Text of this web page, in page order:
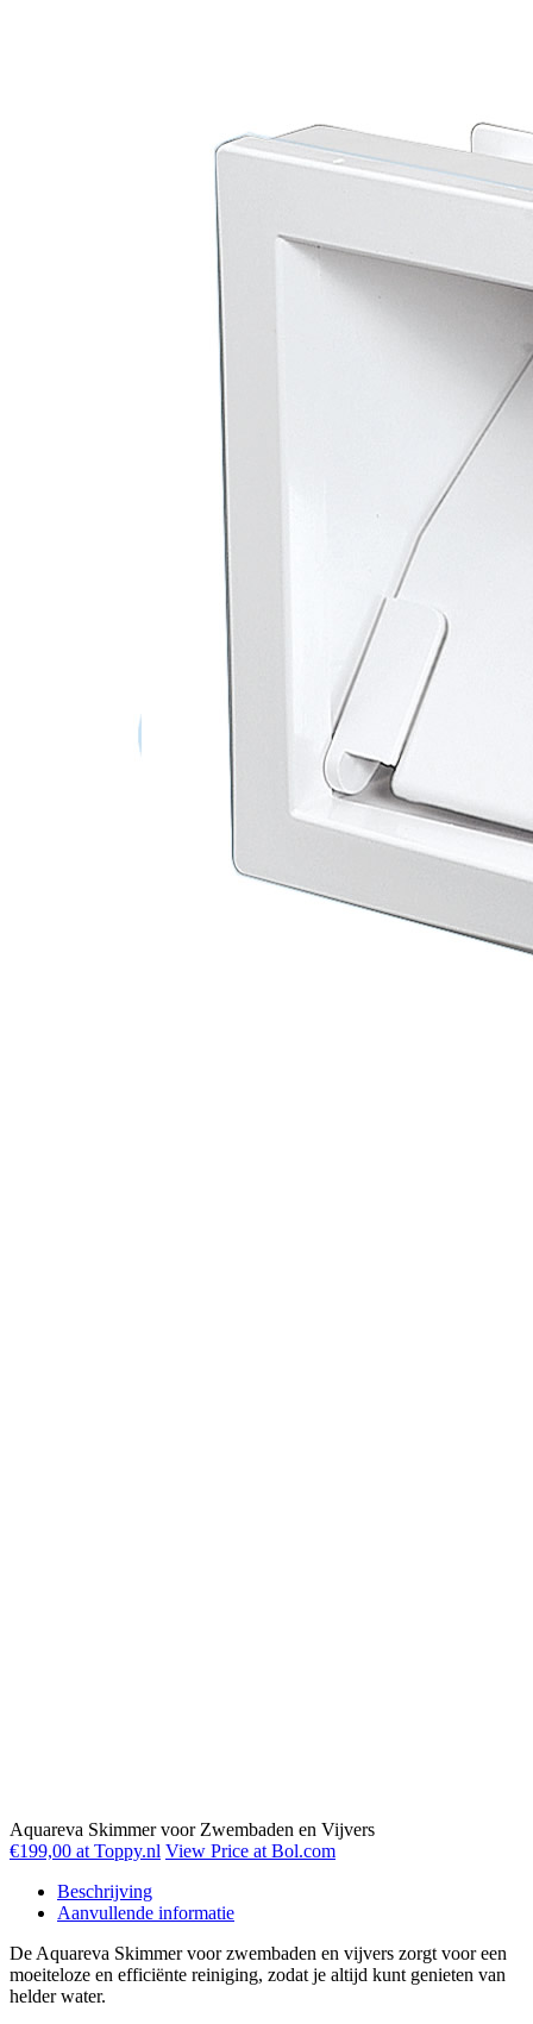
Aquareva Skimmer voor Zwembaden en Vijvers
€199,00 at Toppy.nl View Price at Bol.com
Beschrijving
Aanvullende informatie
De Aquareva Skimmer voor zwembaden en vijvers zorgt voor een
moeiteloze en efficiënte reiniging, zodat je altijd kunt genieten van
helder water.